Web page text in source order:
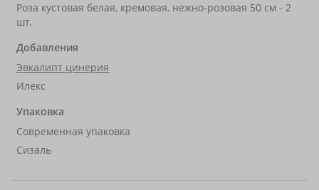
Роза кустовая белая, кремовая, нежно-розовая 50 см - 2
шт.
Добавления
Эвкалипт цинерия
Илекс
Упаковка
Современная упаковка
Сизаль